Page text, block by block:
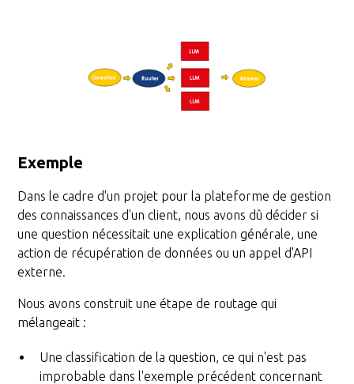
Exemple
Dans le cadre d'un projet pour la plateforme de gestion
des connaissances d'un client, nous avons dû décider si
une question nécessitait une explication générale, une
action de récupération de données ou un appel d'API
externe.
Nous avons construit une étape de routage qui
mélangeait :
Une classification de la question, ce qui n'est pas
improbable dans l'exemple précédent concernant